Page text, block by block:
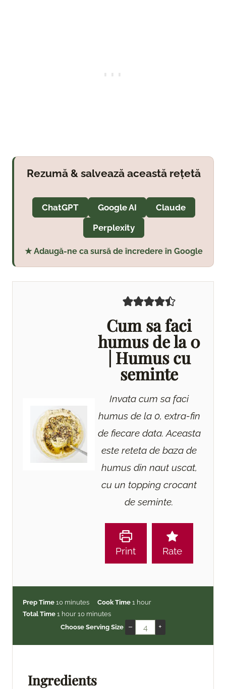
Rezumă & salvează această rețetă
ChatGPT Google AI
Claude
Perplexity
★ Adaugă-ne ca sursă de încredere în Google
Cum sa faci
humus de la 0
| Humus cu
seminte
Invata cum sa faci
humus de la 0, extra-fin
de fiecare data. Aceasta
este reteta de baza de
humus din naut uscat,
cu un topping crocant
de seminte.
Print Rate
Prep Time 10m
i
n
minutes Cook Time 1 h
r
hour
Total Time 1 h
o
hour 10m
s
minutes
Choose Serving Size
– +
Ingredients